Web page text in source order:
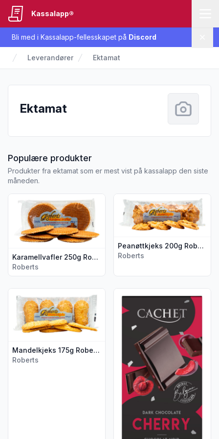
Bli med i Kassalapp-fellesskapet på Discord
Kassalapp®
Leverandører Ektamat
Ektamat
Populære produkterfra Ektamat
Produkter fra ektamat som er mest vist på kassalapp den siste
måneden.
Karamellvafler 250g Roberts
Roberts
Vis flere detaljer for produktet "Karamellvafler 250g
Peanøttkjeks 200g Roberts
Roberts
Vis flere detaljer for
Mandelkjeks 175g Roberts
Roberts
Vis flere detaljer for produktet "Mandelkjeks 175g Roberts"
Vis flere detaljer for